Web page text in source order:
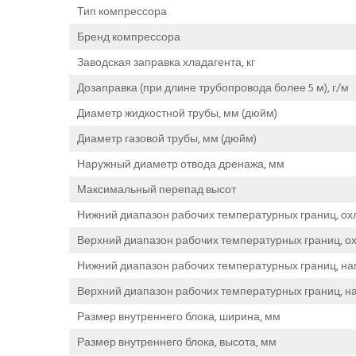
Тип компрессора
Бренд компрессора
Заводская заправка хладагента, кг
Дозаправка (при длине трубопровода более 5 м), г/м
Диаметр жидкостной трубы, мм (дюйм)
Диаметр газовой трубы, мм (дюйм)
Наружный диаметр отвода дренажа, мм
Максимальный перепад высот
Нижний диапазон рабочих температурных границ,
Верхний диапазон рабочих температурных границ,
Нижний диапазон рабочих температурных границ,
Верхний диапазон рабочих температурных границ,
Размер внутреннего блока, ширина, мм
Размер внутреннего блока, высота, мм